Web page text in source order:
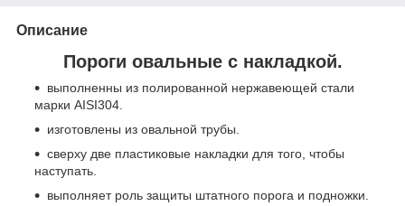
Описание
Пороги овальные с накладкой.
выполненны из полированной нержавеющей стали
марки AISI304.
изготовлены из овальной трубы.
сверху две пластиковые накладки для того, чтобы
наступать.
выполняет роль защиты штатного порога и подножки.